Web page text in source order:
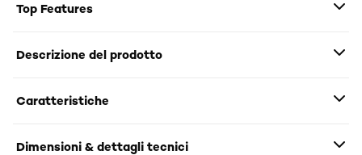
Top Features
Descrizione del prodotto
Caratteristiche
Dimensioni & dettagli tecnici